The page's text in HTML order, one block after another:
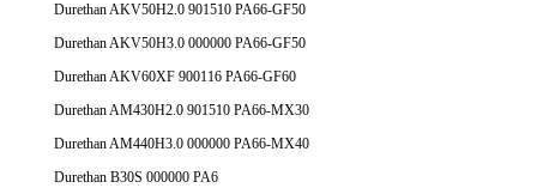
Durethan AKV50H2.0 901510 PA66-GF50
Durethan AKV50H3.0 000000 PA66-GF50
Durethan AKV60XF 900116 PA66-GF60
Durethan AM430H2.0 901510 PA66-MX30
Durethan AM440H3.0 000000 PA66-MX40
Durethan B30S 000000 PA6